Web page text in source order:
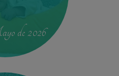
de 2026